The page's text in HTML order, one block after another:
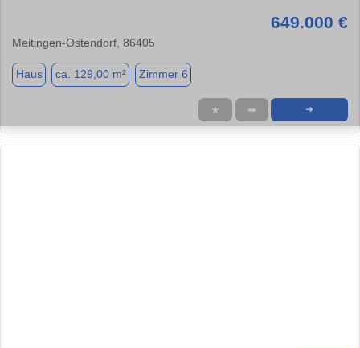
649.000 €
Meitingen-Ostendorf, 86405
Haus ca. 129,00 m² Zimmer 6
★ ➦ ➜